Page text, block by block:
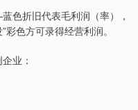
色折旧代表毛利润（率），
色方可录得经营利润。
业：